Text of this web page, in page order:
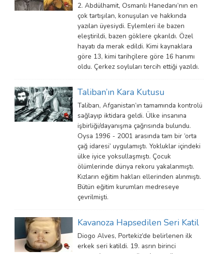
2. Abdülhamit, Osmanlı Hanedanı’nın en
çok tartışılan, konuşulan ve hakkında
yazılan üyesiydi. Eylemleri ile bazen
eleştirildi, bazen göklere çıkarıldı. Özel
hayatı da merak edildi. Kimi kaynaklara
göre 13, kimi tarihçilere göre 16 hanımı
oldu. Çerkez soyluları tercih ettiği yazıldı.
Taliban’ın Kara Kutusu
Taliban, Afganistan’ın tamamında kontrolü
sağlayıp iktidara geldi. Ülke insanına
işbirliği/dayanışma çağrısında bulundu.
Oysa 1996 - 2001 arasında tam bir ‘orta
çağ idaresi’ uygulamıştı. Yokluklar içindeki
ülke iyice yoksullaşmıştı. Çocuk
ölümlerinde dünya rekoru yakalanmıştı.
Kızların eğitim hakları ellerinden alınmıştı.
Bütün eğitim kurumları medreseye
çevrilmişti.
Kavanoza Hapsedilen Seri Katil
Diogo Alves, Portekiz’de belirlenen ilk
erkek seri katildi. 19. asrın birinci